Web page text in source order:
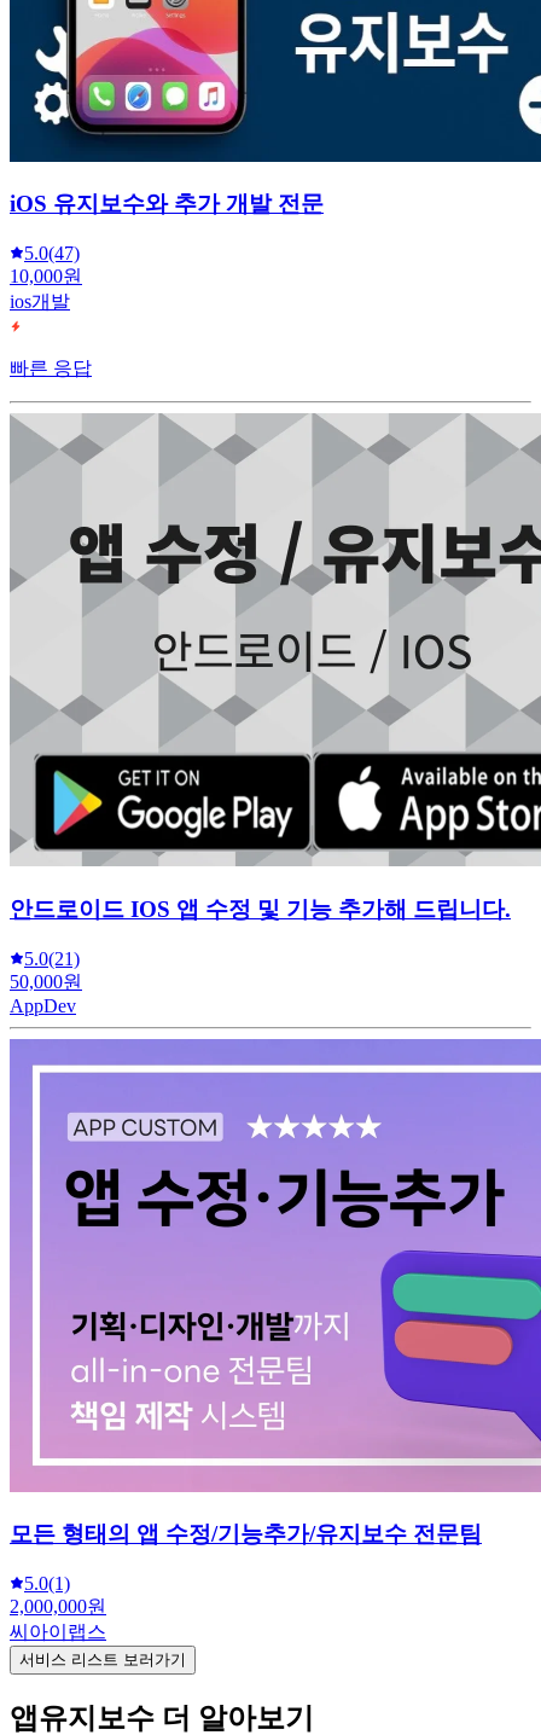
iOS 유지보수와 추가 개발 전문
5.0(47)
10,000원
ios개발
빠른 응답
안드로이드 IOS 앱 수정 및 기능 추가해 드립니다.
5.0(21)
50,000원
AppDev
모든 형태의 앱 수정/기능추가/유지보수 전문팀
5.0(1)
2,000,000원
씨아이랩스
서비스 리스트 보러가기
앱유지보수 더 알아보기